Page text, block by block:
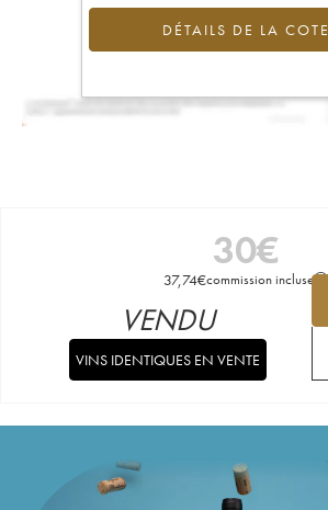
DÉTAILS DE LA COTE
30€
37,74€commission incluse
VENDU
VINS IDENTIQUES EN VENTE